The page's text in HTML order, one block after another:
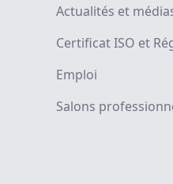
Actualités et
Certificat ISO et
Emploi
Salons